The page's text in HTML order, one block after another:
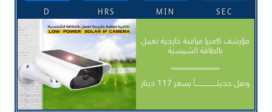
D HRS MIN SEC
مؤرشف كاميرا مراقبة خارجية تعمل
بالطاقة الشمسية
--------------------
وصل حديثــــــــــــــــــاً بسعر 117 دينار